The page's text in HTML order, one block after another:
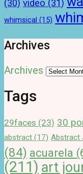
(30) video (31)
whimsical (15)
Archives
Archives
Tags
29faces (23) 30
abstract (17) Abstract
(84) acuarela
(211) art